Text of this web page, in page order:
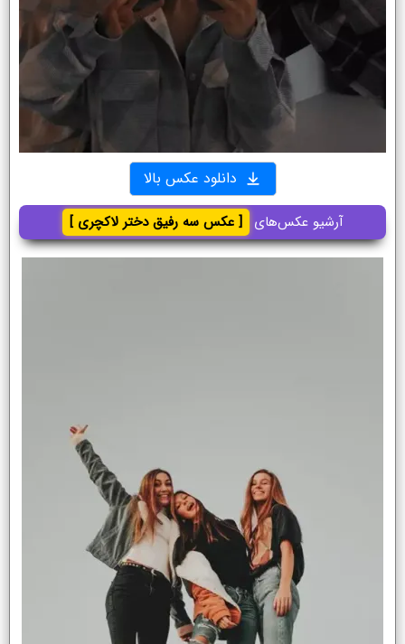
دانلود عکس بالا
آرشیو عکس‌های [ عکس سه رفیق دختر لاکچری ]